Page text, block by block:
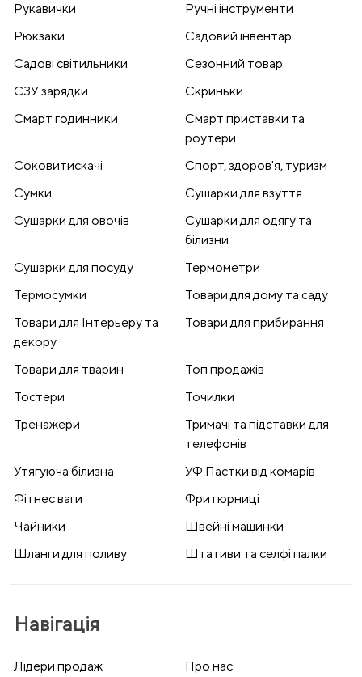
Рукавички
Ручні інструменти
Рюкзаки
Садовий інвентар
Садові світильники
Сезонний товар
СЗУ зарядки
Скриньки
Смарт годинники
Смарт приставки та
роутери
Соковитискачі
Спорт, здоров'я, туризм
Сумки
Сушарки для взуття
Сушарки для овочів
Сушарки для одягу та
білизни
Сушарки для посуду
Термометри
Термосумки
Товари для дому та саду
Товари для Інтерьеру та
декору
Товари для прибирання
Товари для тварин
Топ продажів
Тостери
Точилки
Тренажери
Тримачі та підставки для
телефонів
Утягуюча білизна
УФ Пастки від комарів
Фітнес ваги
Фритюрниці
Чайники
Швейні машинки
Шланги для поливу
Штативи та селфі палки
Навігація
Лідери продаж Про нас